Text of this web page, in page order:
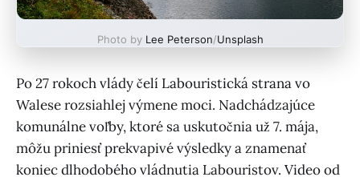
Photo by Lee Peterson/Unsplash
Po 27 rokoch vlády čelí Labouristická strana vo
Walese rozsiahlej výmene moci. Nadchádzajúce
komunálne voľby, ktoré sa uskutočnia už 7. mája,
môžu priniesť prekvapivé výsledky a znamenať
koniec dlhodobého vládnutia Labouristov. Video od